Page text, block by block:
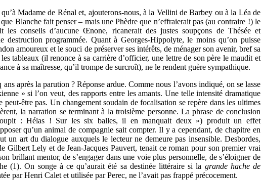
Madame de Rénal et, ajouterons-nous, à la Vellini de Barbey ou à la Léa de
Blanche fait penser – mais une Phèdre que n’effraierait pas (au contraire !) le
les conseils d’aucune Œnone, ricanerait des justes soupçons de Thésée et
destruction programmée. Quant à Georges-Hippolyte, le moins qu’on puisse
amoureux et le souci de préserver ses intérêts, de ménager son avenir, bref sa
tableaux (il renonce à sa carrière d’officier, une lettre de son père le maudit et
à sa maîtresse, qu’il trompe de surcroît), ne le rendent guère sympathique.
après la parution ? Réponse ardue. Comme nous l’avons indiqué, on se lasse
» si l’on veut, des rapports entre les amants. Une telle intensité dramatique
peut-être pas. Un changement soudain de focalisation se repère dans les ultimes
la narration se terminant à la troisième personne. La phrase de conclusion
: Hélas ! Sur les six balles, il en manquait deux ») produit un effet
qu’un animal de compagnie sait compter. Il y a cependant, de chapitre en
un art du dialogue auxquels le lecteur ne demeure pas insensible. Desbordes,
Gilbert Lely et de Jean-Jacques Pauvert, tenait ce roman pour son premier vrai
brillant mentor, de s’engager dans une voie plus personnelle, de s’éloigner de
(1). On songe à ce qu’aurait été sa destinée littéraire si la grande hache de
par Henri Calet et utilisée par Perec, ne l’avait pas frappé précocement.